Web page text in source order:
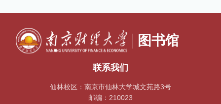
联系我们
仙林校区：南京市仙林大学城文苑路3号
邮编：210023